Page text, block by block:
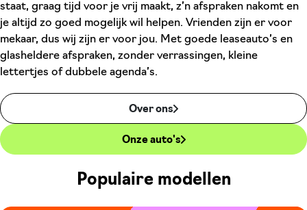
staat, graag tijd voor je vrij maakt, z’n afspraken nakomt en
je altijd zo goed mogelijk wil helpen. Vrienden zijn er voor
mekaar, dus wij zijn er voor jou. Met goede leaseauto’s en
glasheldere afspraken, zonder verrassingen, kleine
lettertjes of dubbele agenda’s.
Onze auto's
Over ons
Populaire modellen